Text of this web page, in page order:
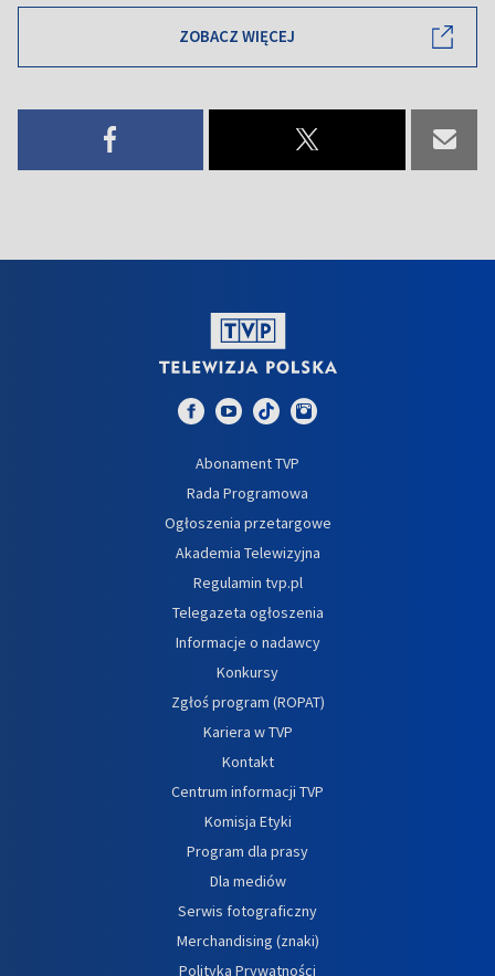
ZOBACZ WIĘCEJ
Abonament TVP
Rada Programowa
Ogłoszenia przetargowe
Akademia Telewizyjna
Regulamin tvp.pl
Telegazeta ogłoszenia
Informacje o nadawcy
Konkursy
Zgłoś program (ROPAT)
Kariera w TVP
Kontakt
Centrum informacji TVP
Komisja Etyki
Program dla prasy
Dla mediów
Serwis fotograficzny
Merchandising (znaki)
Polityka Prywatności